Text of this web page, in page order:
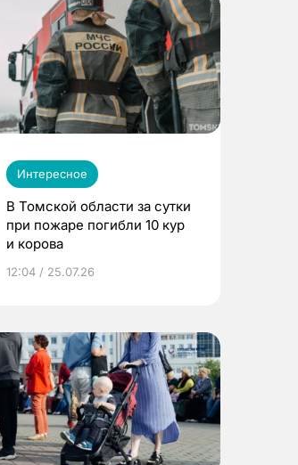
Интересное
В Томской области за сутки
при пожаре погибли 10 кур
и корова
12:04 / 25.07.26